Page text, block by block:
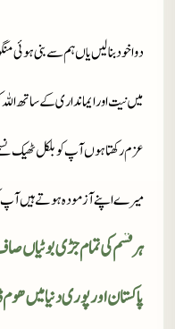
دوا خود بنا لیں یاں ہم سے بنی ہوئی
میں نیت اور ایمانداری کے ساتھ
عزم رکھتا ہوں آپ کو بلکل ٹھیک نسخے
میرے اپنے آزمودہ ہوتے ہیں آپ
ہر قسم کی تمام جڑی بوٹیاں
پاکستان اور پوری دنیا میں